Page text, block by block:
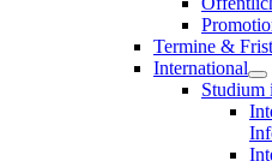
Termine &
International
Studium